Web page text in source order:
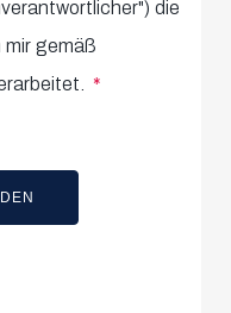
die
gemäß